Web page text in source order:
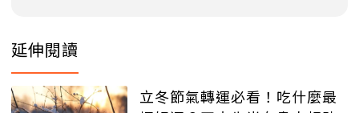
延伸閱讀
立冬節氣轉運必看！吃什麼最